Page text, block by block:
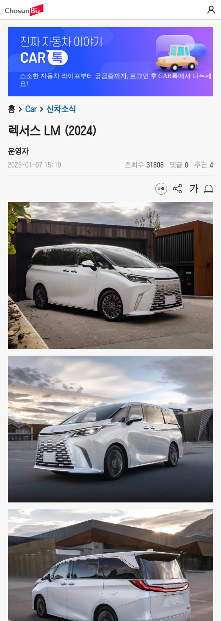
소소한 자동차 라이프부터 궁금증까지, 로그인 후 CAR톡에서 나누세
요!
홈 Car 신차소식
렉서스 LM (2024)
운영자
2025-01-07 15:19 조회수 31808 댓글 0 추천 4